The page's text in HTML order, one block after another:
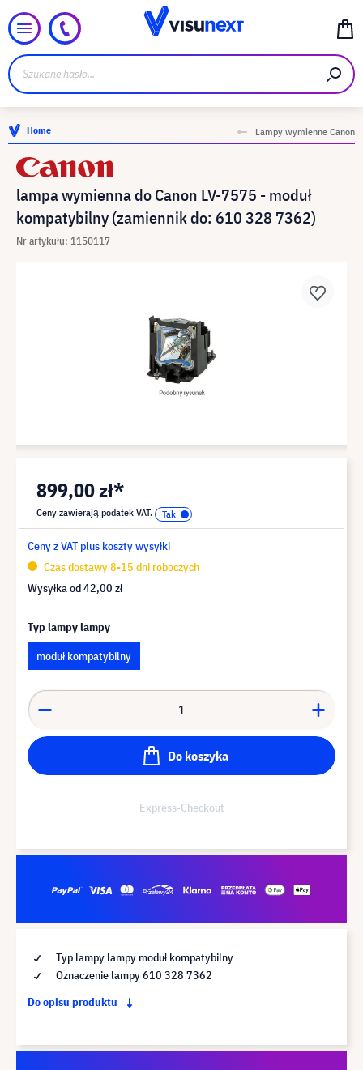
Home Lampy wymienne Canon
lampa wymienna do Canon LV-7575 - moduł
kompatybilny (zamiennik do: 610 328 7362)
Nr artykułu: 1150117
899,00 zł*
Ceny zawierają podatek VAT.
Ceny z VAT plus koszty wysyłki
Czas dostawy 8-15 dni roboczych
Wysyłka od42,00 zł
Typ lampy lampy
moduł kompatybilny
Do koszyka
Express-Checkout
Typ lampy lampy moduł kompatybilny
Oznaczenie lampy 610 328 7362
Do opisu produktu